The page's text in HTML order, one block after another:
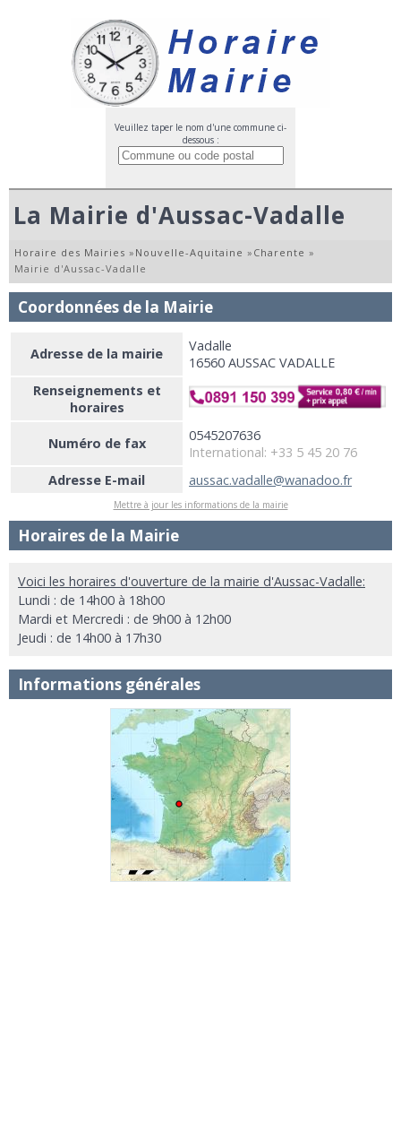
Veuillez taper le nom d'une commune ci-
dessous :
La Mairie d'Aussac-Vadalle
Horaire des Mairies » Nouvelle-Aquitaine » Charente »
Mairie d'Aussac-Vadalle
Coordonnées de la Mairie
Adresse de la mairie
Vadalle
16560 AUSSAC VADALLE
Renseignements et
horaires
Numéro de fax
0545207636
International: +33 5 45 20 76
Adresse E-mail
aussac.vadalle@wanadoo.fr
Mettre à jour les informations de la mairie
Horaires de la Mairie
Voici les horaires d'ouverture de la mairie d'Aussac-Vadalle:
Lundi : de 14h00 à 18h00
Mardi et Mercredi : de 9h00 à 12h00
Jeudi : de 14h00 à 17h30
Informations générales